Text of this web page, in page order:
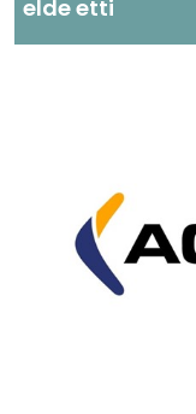
elde etti